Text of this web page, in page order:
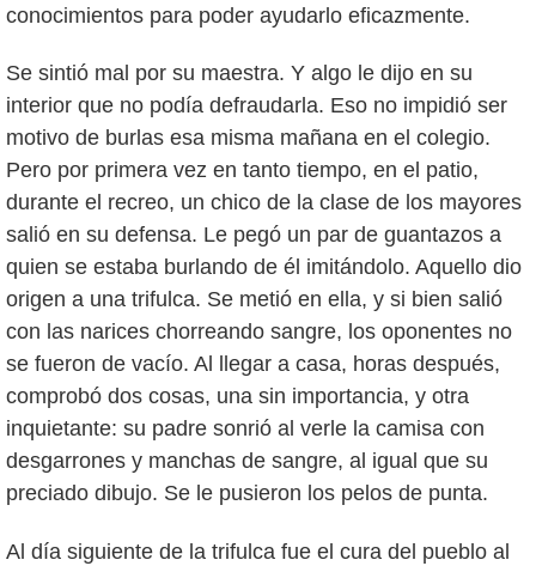
conocimientos para poder ayudarlo eficazmente.
Se sintió mal por su maestra. Y algo le dijo en su
interior que no podía defraudarla. Eso no impidió ser
motivo de burlas esa misma mañana en el colegio.
Pero por primera vez en tanto tiempo, en el patio,
durante el recreo, un chico de la clase de los mayores
salió en su defensa. Le pegó un par de guantazos a
quien se estaba burlando de él imitándolo. Aquello dio
origen a una trifulca. Se metió en ella, y si bien salió
con las narices chorreando sangre, los oponentes no
se fueron de vacío. Al llegar a casa, horas después,
comprobó dos cosas, una sin importancia, y otra
inquietante: su padre sonrió al verle la camisa con
desgarrones y manchas de sangre, al igual que su
preciado dibujo. Se le pusieron los pelos de punta.
Al día siguiente de la trifulca fue el cura del pueblo al